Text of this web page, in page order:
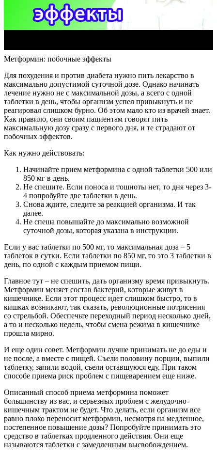
Метформин: побочные эффекты
Для похудения и против диабета нужно пить лекарство в
максимально допустимой суточной дозе. Однако начинать
лечение нужно не с максимальной дозы, а всего с одной
таблетки в день, чтобы организм успел привыкнуть и не
реагировал слишком бурно. Об этом мало кто из врачей знает.
Как правило, они своим пациентам говорят пить
максимальную дозу сразу с первого дня, и те страдают от
побочных эффектов.
Как нужно действовать:
Начинайте прием метформина с одной таблетки 500 или
850 мг в день.
Не спешите. Если поноса и тошноты нет, то дня через 3-
4 попробуйте две таблетки в день.
Снова ждите, следите за реакцией организма. И так
далее.
Не спеша повышайте до максимально возможной
суточной дозы, которая указана в инструкции.
Если у вас таблетки по 500 мг, то максимальная доза – 5
таблеток в сутки. Если таблетки по 850 мг, то это 3 таблетки в
день, по одной с каждым приемом пищи.
Главное тут – не спешить, дать организму время привыкнуть.
Метформин меняет состав бактерий, которые живут в
кишечнике. Если этот процесс идет слишком быстро, то в
кишках возникают, так сказать, революционные потрясения
со стрельбой. Обеспечьте переходный период несколько дней,
а то и несколько недель, чтобы смена режима в кишечнике
прошла мирно.
И еще один совет. Метформин лучше принимать не до еды и
не после, а вместе с пищей. Съели половину порции, выпили
таблетку, запили водой, съели оставшуюся еду. При таком
способе приема риск проблем с пищеварением еще ниже.
Описанный способ приема метформина поможет
большинству из вас, и серьезных проблем с желудочно-
кишечным трактом не будет. Что делать, если организм все
равно плохо переносит метформин, несмотря на медленное,
постепенное повышение дозы? Попробуйте принимать это
средство в таблетках продленного действия. Они еще
называются таблетки с замедленным высвобождением.